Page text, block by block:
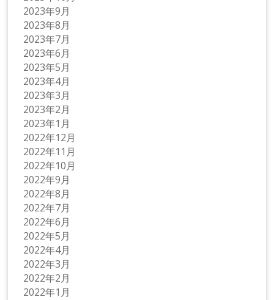
2023年9月
2023年8月
2023年7月
2023年6月
2023年5月
2023年4月
2023年3月
2023年2月
2023年1月
2022年12月
2022年11月
2022年10月
2022年9月
2022年8月
2022年7月
2022年6月
2022年5月
2022年4月
2022年3月
2022年2月
2022年1月